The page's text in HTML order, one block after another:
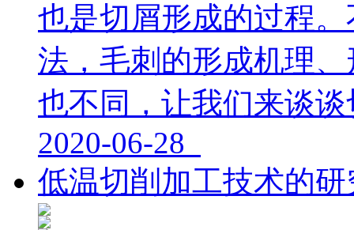
也是切屑形成的过程
法，毛刺的形成机理
也不同，让我们来谈
2020-06-28
低温切削加工技术的